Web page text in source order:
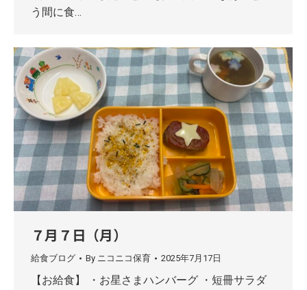
う間に食…
７月７日（月）
給食ブログ By ニコニコ保育 2025年7月17日
【お給食】 ・お星さまハンバーグ ・短冊サラダ